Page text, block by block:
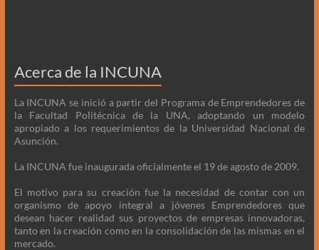
Acerca de la INCUNA
La INCUNA se inició a partir del Programa de Emprendedores de
la Facultad Politécnica de la UNA, adoptando un modelo
apropiado a los requerimientos de la Universidad Nacional de
Asunción.
La INCUNA fue inaugurada oficialmente el 19 de agosto de 2009.
El motivo para su creación fue la necesidad de contar con un
organismo de apoyo integral a jóvenes Emprendedores que
desean hacer realidad sus proyectos de empresas innovadoras,
tanto en la creación como en la consolidación de las mismas en el
mercado.